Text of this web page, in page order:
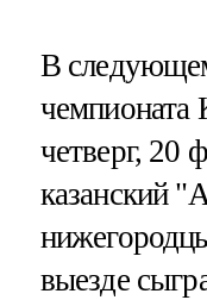
В
четверг, 20
казанский
выезде